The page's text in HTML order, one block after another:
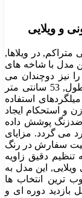
و ویلایی
در ویلاها,
مدل با شاخه های
را نیز دوچندان می
کند. ابعاد استاندارد هر شاخه 200 سانتی متر طول, 53 سانتی متر
میلگردهای استفاده
و استحکام ایجاد
ضدزنگ پوشش داده
تا بیش از 10 سال برآورد می گردد. مزایای
سفارش در رنگ
تنظیم دقیق زاویه
این مدل به
ترین انتخاب ها
دوره ای و